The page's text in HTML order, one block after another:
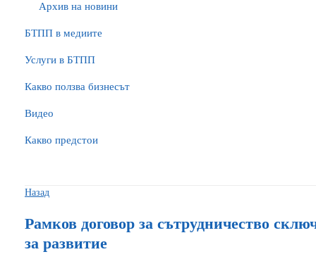
Архив на новини
БTПП в медиите
Услуги в БТПП
Какво ползва бизнесът
Видео
Какво предстои
Назад
Рамков договор за сътрудничество
за развитие